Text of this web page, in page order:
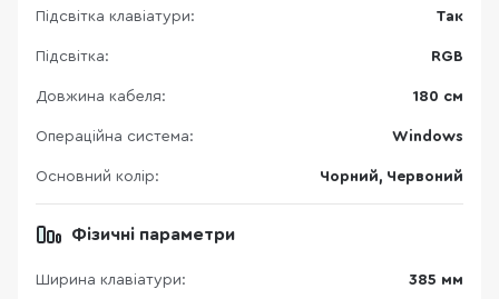
Підсвітка клавіатури: Так
Підсвітка: RGB
Довжина кабеля: 180 см
Операційна система: Windows
Основний колір: Чорний, Червоний
Фізичні параметри
Ширина клавіатури: 385 мм